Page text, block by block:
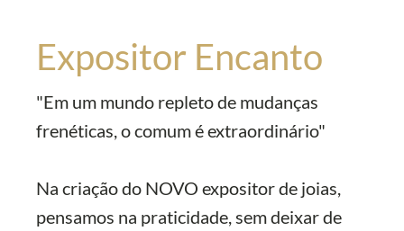
Expositor Encanto
"Em um mundo repleto de mudanças
frenéticas, o comum é extraordinário"
Na criação do NOVO expositor de joias,
pensamos na praticidade, sem deixar de